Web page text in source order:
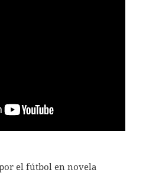
el fútbol en novela